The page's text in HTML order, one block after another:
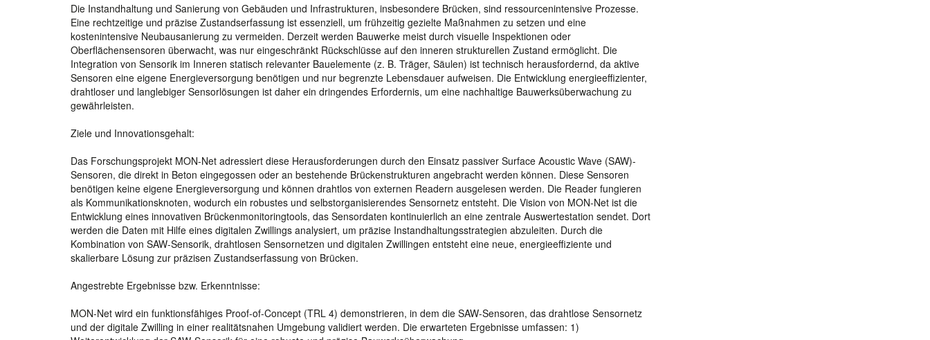
Die Instandhaltung und Sanierung von Gebäuden und Infrastrukturen, insbesondere Brücken, sind ressourcenintensive Prozesse.
Eine rechtzeitige und präzise Zustandserfassung ist essenziell, um frühzeitig gezielte Maßnahmen zu setzen und eine
kostenintensive Neubausanierung zu vermeiden. Derzeit werden Bauwerke meist durch visuelle Inspektionen oder
Oberflächensensoren überwacht, was nur eingeschränkt Rückschlüsse auf den inneren strukturellen Zustand ermöglicht. Die
Integration von Sensorik im Inneren statisch relevanter Bauelemente (z. B. Träger, Säulen) ist technisch herausfordernd, da aktive
Sensoren eine eigene Energieversorgung benötigen und nur begrenzte Lebensdauer aufweisen. Die Entwicklung energieeffizienter,
drahtloser und langlebiger Sensorlösungen ist daher ein dringendes Erfordernis, um eine nachhaltige Bauwerksüberwachung zu
gewährleisten.
Ziele und Innovationsgehalt:
Das Forschungsprojekt MON-Net adressiert diese Herausforderungen durch den Einsatz passiver Surface Acoustic Wave (SAW)-
Sensoren, die direkt in Beton eingegossen oder an bestehende Brückenstrukturen angebracht werden können. Diese Sensoren
benötigen keine eigene Energieversorgung und können drahtlos von externen Readern ausgelesen werden. Die Reader fungieren
als Kommunikationsknoten, wodurch ein robustes und selbstorganisierendes Sensornetz entsteht. Die Vision von MON-Net ist die
Entwicklung eines innovativen Brückenmonitoringtools, das Sensordaten kontinuierlich an eine zentrale Auswertestation sendet. Dort
werden die Daten mit Hilfe eines digitalen Zwillings analysiert, um präzise Instandhaltungsstrategien abzuleiten. Durch die
Kombination von SAW-Sensorik, drahtlosen Sensornetzen und digitalen Zwillingen entsteht eine neue, energieeffiziente und
skalierbare Lösung zur präzisen Zustandserfassung von Brücken.
Angestrebte Ergebnisse bzw. Erkenntnisse:
MON-Net wird ein funktionsfähiges Proof-of-Concept (TRL 4) demonstrieren, in dem die SAW-Sensoren, das drahtlose Sensornetz
und der digitale Zwilling in einer realitätsnahen Umgebung validiert werden. Die erwarteten Ergebnisse umfassen: 1)